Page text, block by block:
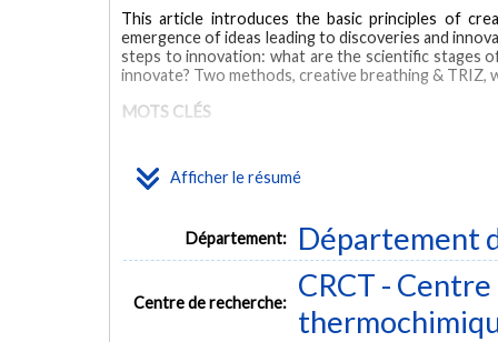
Afficher le résumé
This article introduces the basic principles of
emergence of ideas leading to discoveries and
steps to innovation: what are the scientific stages
innovate? Two methods, creative breathing & TRIZ,
MOTS CLÉS
Département: Département
Centre de recherche:
CRCT -